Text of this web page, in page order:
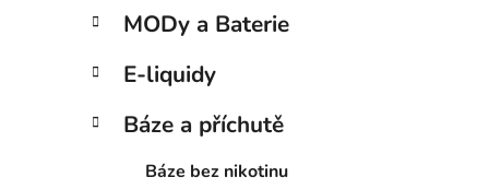
s
r
n
e
o
i
MODy a Baterie
E-liquidy
Báze a příchutě
Báze bez nikotinu